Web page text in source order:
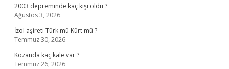
2003 depreminde kaç kişi öldü ?
Ağustos 3, 2026
İzol aşireti Türk mü Kürt mü ?
Temmuz 30, 2026
Kozanda kaç kale var ?
Temmuz 26, 2026